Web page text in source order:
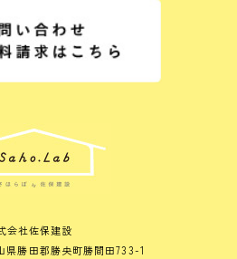
会社佐保建設
県勝田郡勝央町勝間田733-1